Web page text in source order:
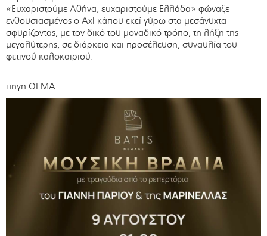
«Ευχαριστούμε Αθήνα, ευχαριστούμε Ελλάδα» φώναξε
ενθουσιασμένος ο Axl κάπου εκεί γύρω στα μεσάνυχτα
σφυρίζοντας, με τον δικό του μοναδικό τρόπο, τη λήξη της
μεγαλύτερης, σε διάρκεια και προσέλευση, συναυλία του
φετινού καλοκαιριού.
πηγη ΘΕΜΑ